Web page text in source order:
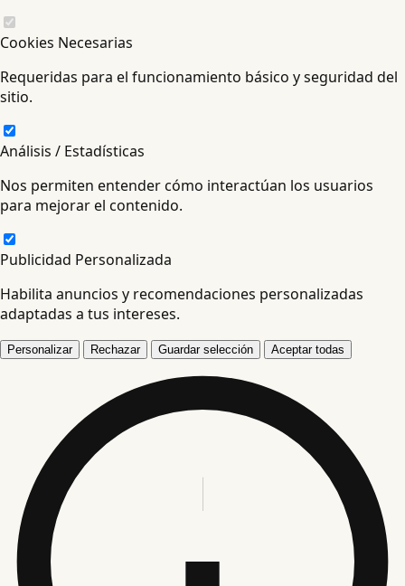
Cookies Necesarias
Requeridas para el funcionamiento básico y seguridad del
sitio.
Análisis / Estadísticas
Nos permiten entender cómo interactúan los usuarios
para mejorar el contenido.
Publicidad Personalizada
Habilita anuncios y recomendaciones personalizadas
adaptadas a tus intereses.
Personalizar Rechazar Guardar selección Aceptar todas